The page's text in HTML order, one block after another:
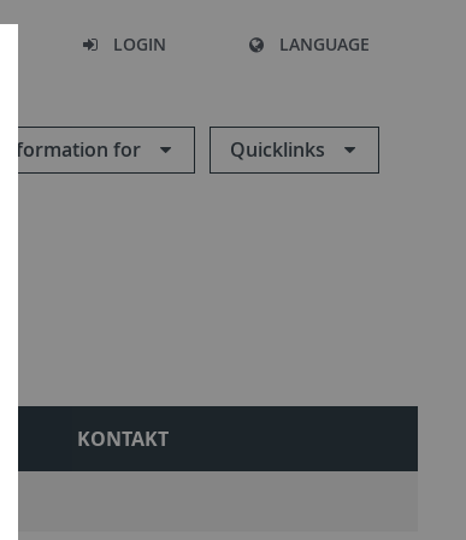
LOGIN LANGUAGE
Information for Quicklinks
KONTAKT